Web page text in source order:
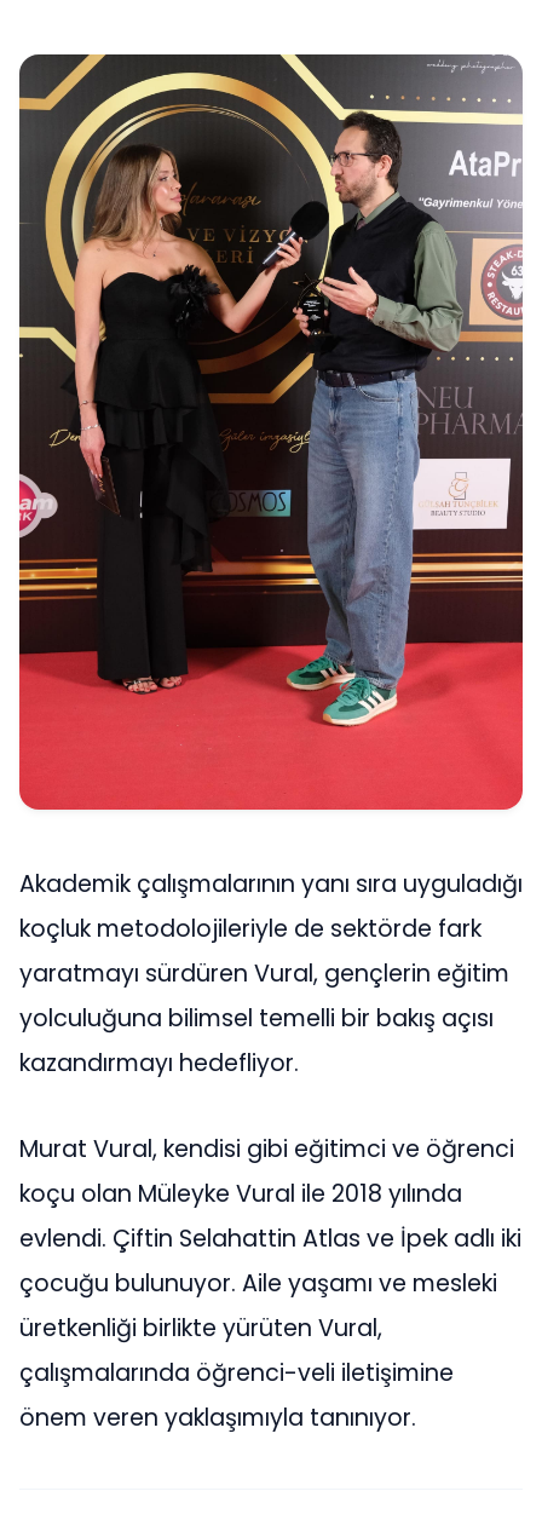
Akademik çalışmalarının yanı sıra uyguladığı
koçluk metodolojileriyle de sektörde fark
yaratmayı sürdüren Vural, gençlerin eğitim
yolculuğuna bilimsel temelli bir bakış açısı
kazandırmayı hedefliyor.
Murat Vural, kendisi gibi eğitimci ve öğrenci
koçu olan Müleyke Vural ile 2018 yılında
evlendi. Çiftin Selahattin Atlas ve İpek adlı iki
çocuğu bulunuyor. Aile yaşamı ve mesleki
üretkenliği birlikte yürüten Vural,
çalışmalarında öğrenci-veli iletişimine
önem veren yaklaşımıyla tanınıyor.